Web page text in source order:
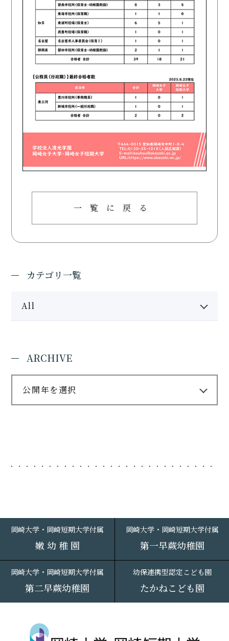
一覧に戻る
カテゴリ一覧
All
ARCHIVE
公開年を選択
岡崎大学・岡崎短期大学付属
嫩 幼 稚 園
岡崎大学・岡崎短期大学付属
第一早蕨幼稚園
岡崎大学・岡崎短期大学付属
第二早蕨幼稚園
幼保連携型認定こども園
たかねこども園